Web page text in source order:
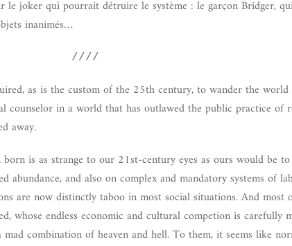
joker qui pourrait détruire le système : le garçon Bridger,
inanimés…
////
as is the custom of the 25th century, to wander the world
counselor in a world that has outlawed the public practice of
away.
is as strange to our 21st-century eyes as ours would be
abundance, and also on complex and mandatory systems of
are now distinctly taboo in most social situations. And most
whose endless economic and cultural competion is carefully
combination of heaven and hell. To them, it seems like